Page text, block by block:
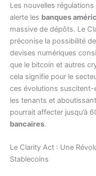
Les nouvelles
alerte les banques
massive de dépôts. Le
préconise la possibilité
devises numériques
que le bitcoin et autres
cela signifie pour le
ces évolutions suscitent-
les tenants et
pourrait affecter jusqu’à
bancaires.
Le Clarity Act : Une
Stablecoins